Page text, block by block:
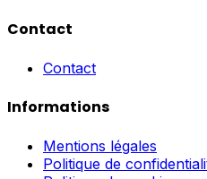
Contact
Contact
Informations
Mentions légales
Politique de